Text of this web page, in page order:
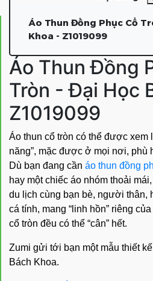
Áo Thun Đồng Phục Cổ
Khoa - Z1019099
Áo Thun Đồng
Tròn - Đại Học
Z1019099
Áo thun cổ tròn có thể được xem
năng”, mặc được ở mọi nơi, phù
Dù bạn đang cần áo thun đồng
hay một chiếc áo nhóm thoải
du lịch cùng bạn bè, người thân,
cá tính, mang “linh hồn” riêng
cổ tròn đều có thể “cân” hết.
Zumi gửi tới bạn một mẫu thiết
Bách Khoa.